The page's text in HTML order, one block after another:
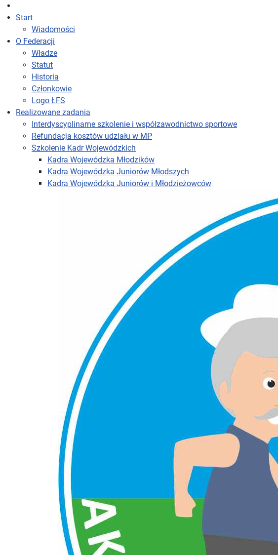
Start
Wiadomości
O Federacji
Władze
Statut
Historia
Członkowie
Logo ŁFS
Realizowane zadania
Interdyscyplinarne szkolenie i współzawodnictwo sportowe
Refundacja kosztów udziału w MP
Szkolenie Kadr Wojewódzkich
Kadra Wojewódzka Młodzików
Kadra Wojewódzka Juniorów Młodszych
Kadra Wojewódzka Juniorów i Młodzieżowców